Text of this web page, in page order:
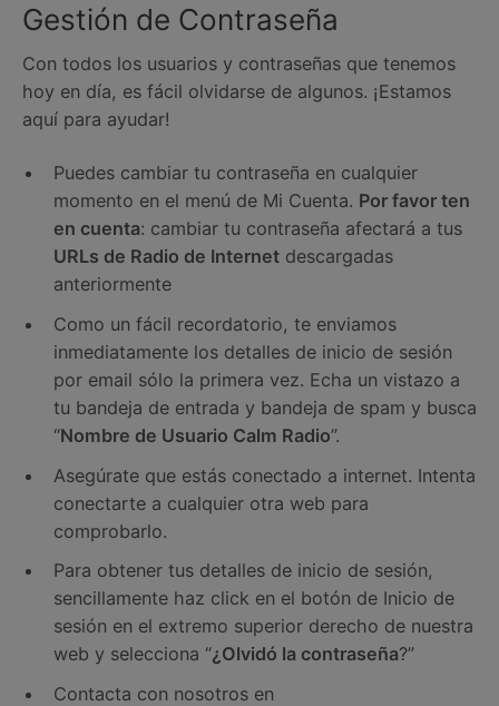
Gestión de Contraseña
Con todos los usuarios y contraseñas que tenemos
hoy en día, es fácil olvidarse de algunos. ¡Estamos
aquí para ayudar!
Puedes cambiar tu contraseña en cualquier
momento en el menú de Mi Cuenta. Por favor ten
en cuenta: cambiar tu contraseña afectará a tus
URLs de Radio de Internet descargadas
anteriormente
Como un fácil recordatorio, te enviamos
inmediatamente los detalles de inicio de sesión
por email sólo la primera vez. Echa un vistazo a
tu bandeja de entrada y bandeja de spam y busca
“Nombre de Usuario Calm Radio”.
Asegúrate que estás conectado a internet. Intenta
conectarte a cualquier otra web para
comprobarlo.
Para obtener tus detalles de inicio de sesión,
sencillamente haz click en el botón de Inicio de
sesión en el extremo superior derecho de nuestra
web y selecciona “¿Olvidó la contraseña?”
Contacta con nosotros en